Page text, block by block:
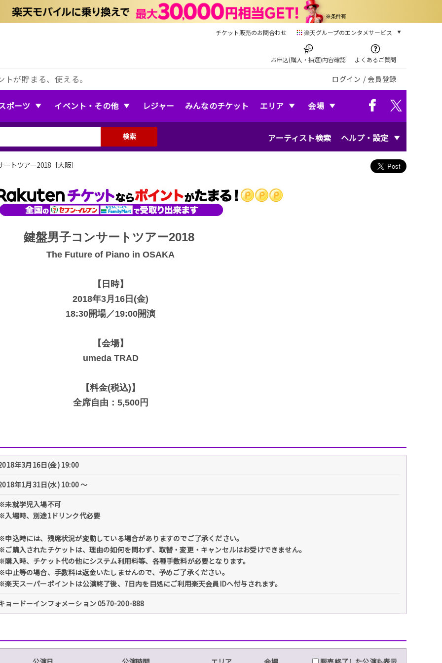
チケット販売のお問合わせ 楽天グループのエンタメサービス
本/ゲーム/CD/DVD
楽天ブックス
電子書籍
楽天Kobo
音楽配信
お申込(購入・抽選)内容確認 よくあるご質問
が貯まる、使える。 ログイン / 会員登録
ポーツ イベント・その他 レジャー みんなのチケット エリア 会場
アーティスト検索 ヘルプ・設定
検索
トツアー2018［大阪］
鍵盤男子コンサートツアー2018
The Future of Piano in OSAKA
【日時】
2018年3月16日(金)
18:30開場／19:00開演
【会場】
umeda TRAD
【料金(税込)】
全席自由：5,500円
年3月16日(金) 19:00
年1月31日(水) 10:00 〜
未就学児入場不可
入場時、別途1ドリンク代必要
申込時には、残席状況が変動している場合がありますのでご了承ください。
ご購入されたチケットは、理由の如何を問わず、取替・変更・キャンセルはお受けできません。
購入時、チケット代の他にシステム利用料等、各種手数料が必要となります。
中止等の場合、手数料は返金いたしませんので、予めご了承ください。
楽天スーパーポイントは公演終了後、7日内を目処にご利用楽天会員IDへ付与されます。
ョードーインフォメーション 0570-200-888